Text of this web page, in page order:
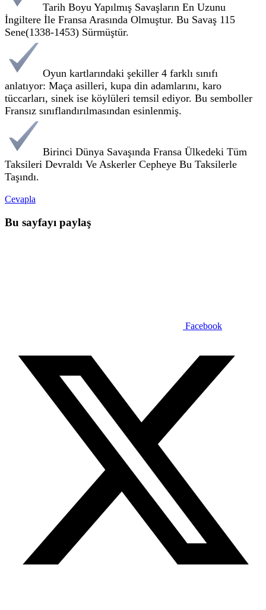
Tarih Boyu Yapılmış Savaşların En Uzunu
İngiltere İle Fransa Arasında Olmuştur. Bu Savaş 115
Sene(1338-1453) Sürmüştür.
Oyun kartlarındaki şekiller 4 farklı sınıfı
anlatıyor: Maça asilleri, kupa din adamlarını, karo
tüccarları, sinek ise köylüleri temsil ediyor. Bu semboller
Fransız sınıflandırılmasından esinlenmiş.
Birinci Dünya Savaşında Fransa Ülkedeki Tüm
Taksileri Devraldı Ve Askerler Cepheye Bu Taksilerle
Taşındı.
Cevapla
Bu sayfayı paylaş
Facebook